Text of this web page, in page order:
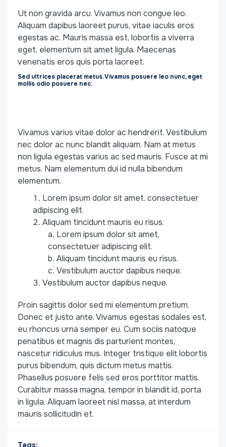
Ut non gravida arcu. Vivamus non congue leo.
Aliquam dapibus laoreet purus, vitae iaculis eros
egestas ac. Mauris massa est, lobortis a viverra
eget, elementum sit amet ligula. Maecenas
venenatis eros quis porta laoreet.
Sed ultrices placerat metus. Vivamus posuere leo nunc, eget
mollis odio posuere nec.
Vivamus varius vitae dolor ac hendrerit. Vestibulum
nec dolor ac nunc blandit aliquam. Nam at metus
non ligula egestas varius ac sed mauris. Fusce at mi
metus. Nam elementum dui id nulla bibendum
elementum.
Lorem ipsum dolor sit amet, consectetuer
adipiscing elit.
Aliquam tincidunt mauris eu risus.
Lorem ipsum dolor sit amet,
consectetuer adipiscing elit.
Aliquam tincidunt mauris eu risus.
Vestibulum auctor dapibus neque.
Vestibulum auctor dapibus neque.
Proin sagittis dolor sed mi elementum pretium.
Donec et justo ante. Vivamus egestas sodales est,
eu rhoncus urna semper eu. Cum sociis natoque
penatibus et magnis dis parturient montes,
nascetur ridiculus mus. Integer tristique elit lobortis
purus bibendum, quis dictum metus mattis.
Phasellus posuere felis sed eros porttitor mattis.
Curabitur massa magna, tempor in blandit id, porta
in ligula. Aliquam laoreet nisl massa, at interdum
mauris sollicitudin et.
Tags: